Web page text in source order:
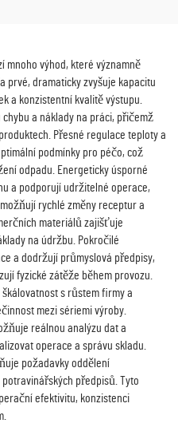
mnoho výhod, které významně
prvé, dramaticky zvyšuje kapacitu
a konzistentní kvalitě výstupu.
a náklady na práci, přičemž
Přesné regulace teploty a
podmínky pro péčo, což
odpadu. Energeticky úsporné
a podporují udržitelné operace,
rychlé změny receptur a
materiálů zajišťuje
na údržbu. Pokročilé
a dodržují průmyslová předpisy,
fyzické zátěže během provozu.
s růstem firmy a
mezi sériemi výroby.
reálnou analýzu dat a
operace a správu skladu.
požadavky oddělení
předpisů. Tyto
efektivitu, konzistenci